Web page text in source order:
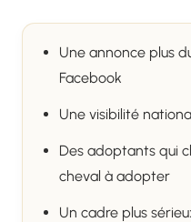
Une annonce plus
Facebook
Une visibilité
Des adoptants qui
cheval à adopter
Un cadre plus